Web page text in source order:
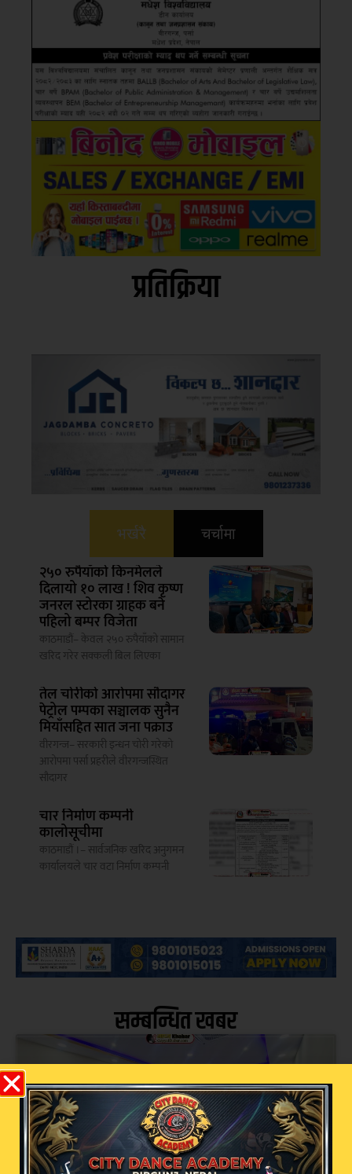
प्रतिक्रिया
भर्खरै चर्चामा
२५० रुपैयाँको किनमेलले
दिलायो १० लाख ! शिव कृष्ण
जनरल स्टोरका ग्राहक बने
पहिलो बम्पर विजेता
काठमाडौं– केवल २५० रुपैयाँको सामान
खरिद गरेर सक्कली बिल लिएका
तेल चोरीको आरोपमा सौदागर
पेट्रोल पम्पका सञ्चालक सुनैन
मियाँसहित सात जना पक्राउ
वीरगन्ज– सरकारी इन्धन चोरी गरेको
आरोपमा पर्सा प्रहरीले वीरगन्जस्थित
सौदागर
चार निर्माण कम्पनी
कालोसूचीमा
काठमाडौं ।– सार्वजनिक खरिद अनुगमन
कार्यालयले चार वटा निर्माण कम्पनी
सम्बन्धित खबर